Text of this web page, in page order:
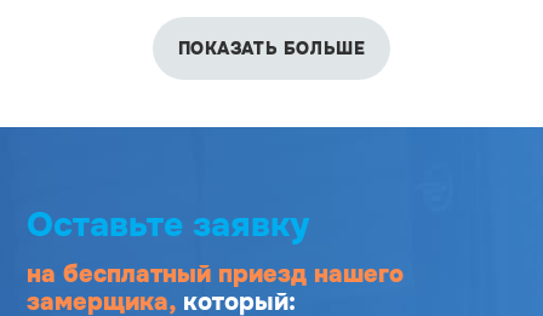
ПОКАЗАТЬ БОЛЬШЕ
Оставьте заявку
на бесплатный приезд нашего
замерщика, который: